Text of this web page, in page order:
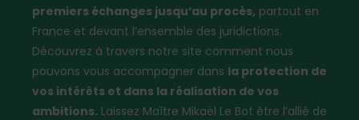
premiers échanges jusqu’au procès, partout en
France et devant l’ensemble des juridictions.
Découvrez à travers notre site comment nous
pouvons vous accompagner dans la protection de
vos intérêts et dans la réalisation de vos
ambitions. Laissez Maître Mikaël Le Bot être l’allié de